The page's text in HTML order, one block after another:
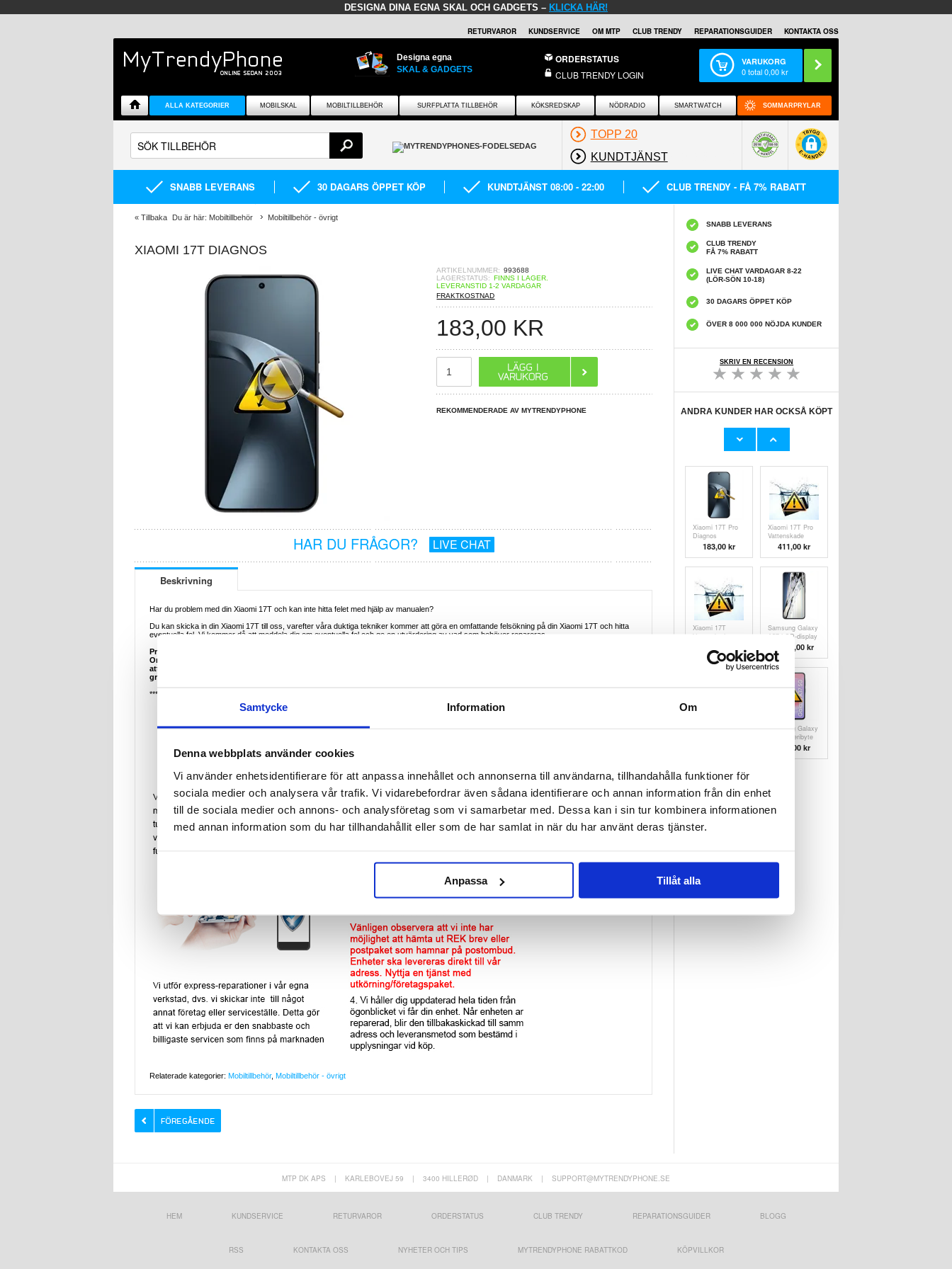
Samtycke Information Om
Denna webbplats använder cookies
Vi använder enhetsidentifierare för att anpassa innehållet och annonserna till användarna, tillhandahålla funktioner för
sociala medier och analysera vår trafik. Vi vidarebefordrar även sådana identifierare och annan information från din enhet
till de sociala medier och annons- och analysföretag som vi samarbetar med. Dessa kan i sin tur kombinera informationen
med annan information som du har tillhandahållit eller som de har samlat in när du har använt deras tjänster.
Anpassa Tillåt alla
DESIGNA DINA EGNA SKAL OCH GADGETS – KLICKA HÄR!
RETURVAROR KUNDSERVICE OM MTP CLUB TRENDY REPARATIONSGUIDER KONTAKTA OSS
Designa egna
SKAL & GADGETS
ORDERSTATUS
CLUB TRENDY LOGIN
VARUKORG
0total0,00kr
ALLA KATEGORIER MOBILSKAL MOBILTILLBEHÖR SURFPLATTA TILLBEHÖR KÖKSREDSKAP NÖDRADIO SMARTWATCH SOMMARPRYLAR
TOPP 20
KUNDTJÄNST
SNABB LEVERANS 30 DAGARS ÖPPET KÖP KUNDTJÄNST 08:00 - 22:00 CLUB TRENDY - FÅ 7% RABATT
« Tillbaka Du är här: Mobiltillbehör Mobiltillbehör - övrigt
XIAOMI 17T DIAGNOS
ARTIKELNUMMER: 993688
LAGERSTATUS: FINNS I LAGER.
LEVERANSTID 1-2 VARDAGAR
FRAKTKOSTNAD
183,00 KR
REKOMMENDERADE AV MYTRENDYPHONE
HAR DU FRÅGOR? LIVE CHAT
Beskrivning
Har du problem med din Xiaomi 17T och kan inte hitta felet med hjälp av manualen?
Du kan skicka in din Xiaomi 17T till oss, varefter våra duktiga tekniker kommer att göra en omfattande felsökning på din Xiaomi 17T och hitta
eventuella fel. Vi kommer då att meddela dig om eventuella fel och ge en utvärdering av vad som behöver repareras.
Priset täcker endast grunddiagnosen.
Om det krävs en ny reservdel för en fullständig reparation, kommer du att bli kontaktad av vår kundtjänst och ett nytt pris kommer
att föreslås, som kommer att inkludera priset på nödvändig reservdel. Om du inte godkänner den föreslagna reparationen, kommer
grundavgiften ändå att debiteras.
*** Vi utför inga tester på moderkortets elektroniska komponenter.***
Relaterade kategorier: Mobiltillbehör, Mobiltillbehör - övrigt
SNABB LEVERANS
CLUB TRENDY
FÅ 7% RABATT
LIVE CHAT VARDAGAR 8-22
(LÖR-SÖN 10-18)
30 DAGARS ÖPPET KÖP
ÖVER 8 000 000 NÖJDA KUNDER
SKRIV EN RECENSION
ANDRA KUNDER HAR OCKSÅ KÖPT
Samsung Galaxy
Samsung Galaxy
EB-BA566ASE -
5000mAh
Xiaomi 17T Pro
Diagnos
183,00 kr
Xiaomi 17T Pro
Vattenskade
Reparation
411,00 kr
Xiaomi 17T
Vattenskade
Samsung Galaxy
A57 LCD-display
& Pekskärm
Reparation
1.139,00kr
Samsung Galaxy
A37 Batteribyte
744,00 kr
MTP DK APS | KARLEBOVEJ 59 | 3400 HILLERØD | DANMARK | SUPPORT@MYTRENDYPHONE.SE
HEM KUNDSERVICE RETURVAROR ORDERSTATUS CLUB TRENDY REPARATIONSGUIDER BLOGG
RSS KONTAKTA OSS NYHETER OCH TIPS MYTRENDYPHONE RABATTKOD KÖPVILLKOR